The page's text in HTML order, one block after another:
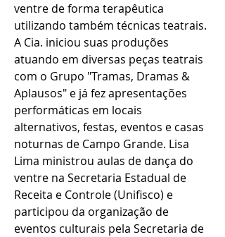
ventre de forma terapêutica
utilizando também técnicas teatrais.
A Cia. iniciou suas produções
atuando em diversas peças teatrais
com o Grupo "Tramas, Dramas &
Aplausos" e já fez apresentações
performáticas em locais
alternativos, festas, eventos e casas
noturnas de Campo Grande. Lisa
Lima ministrou aulas de dança do
ventre na Secretaria Estadual de
Receita e Controle (Unifisco) e
participou da organização de
eventos culturais pela Secretaria de